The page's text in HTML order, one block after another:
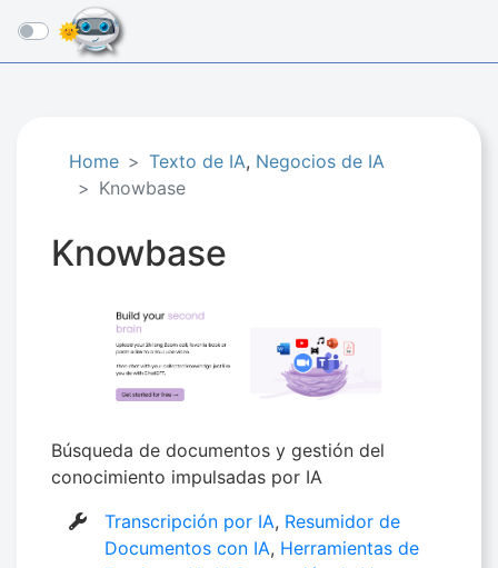
☰
Home Texto de IA, Negocios de IA​
Knowbase
Knowbase
Búsqueda de documentos y gestión del
conocimiento impulsadas por IA
Transcripción por IA, Resumidor de
Documentos con IA, Herramientas de